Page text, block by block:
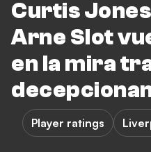
Curtis
Arne Slot
en la mira
Player ratings